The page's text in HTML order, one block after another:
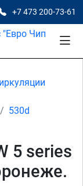
+7 473 200-73-61
530d
5 series